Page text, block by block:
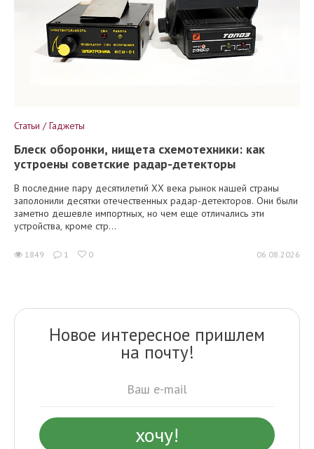
Статьи / Гаджеты
Блеск оборонки, нищета схемотехники: как
устроены советские радар-детекторы
В последние пару десятилетий XX века рынок нашей страны
заполонили десятки отечественных радар-детекторов. Они были
заметно дешевле импортных, но чем еще отличались эти
устройства, кроме стр...
1849 1 0 06.08.2026
Новое интересное пришлем
на почту!